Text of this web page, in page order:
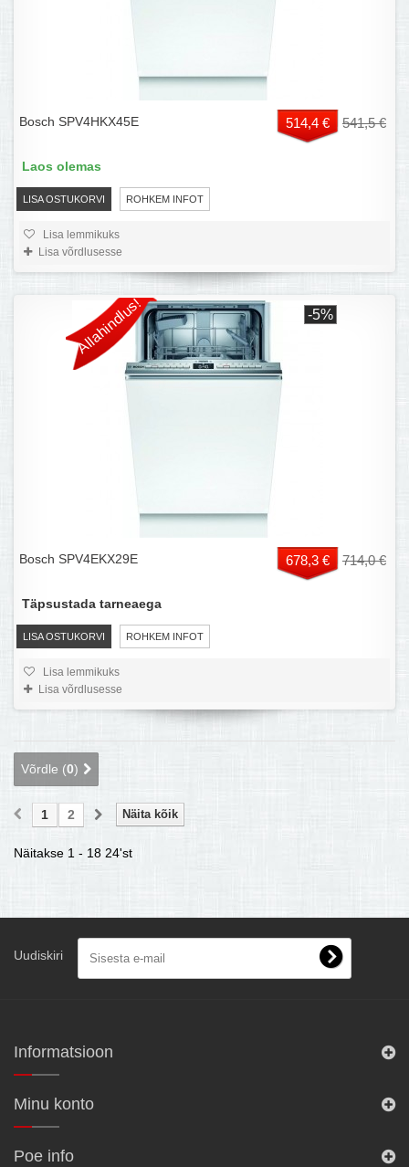
Bosch SPV4HKX45E 514,4 € 541,5 €
LISA OSTUKORVI ROHKEM INFOT
Laos olemas
Lisa lemmikuks
Lisa võrdlusesse
Allahindlus! -5%
Bosch SPV4EKX29E 678,3 € 714,0 €
LISA OSTUKORVI ROHKEM INFOT
Täpsustada tarneaega
Lisa lemmikuks
Lisa võrdlusesse
Võrdle (0)
Näita kõik
1 2
Näitakse 1 - 18 24'st
Uudiskiri
Informatsioon
Minu konto
Poe info